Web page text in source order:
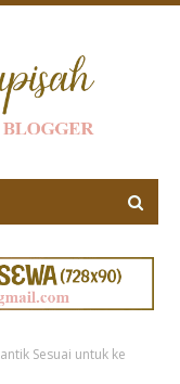
Sesuai untuk ke